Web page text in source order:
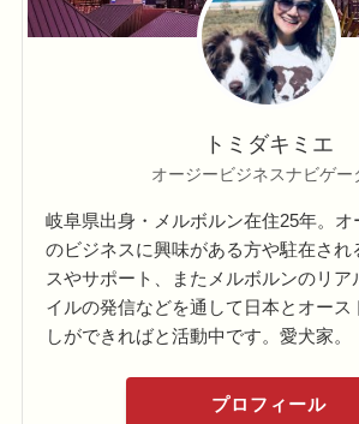
トミダキミエ
オージービジネスナビゲー
岐阜県出身・メルボルン在住25年。
のビジネスに興味がある方や駐在され
スやサポート、またメルボルンのリア
イルの発信などを通して日本とオース
しができればと活動中です。愛犬家。
プロフィール